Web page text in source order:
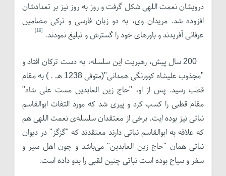
درویشان نعمت اللهی شکل گرفت و روز به روز نیز بر تعدادشان
افزوده شد. مریدان وی، به دو زبان فارسی و ترکی مضامین
عرفانی آفریدند و باورهای خود را گسترش و تبلیغ نمودند. [19]
200 سال پیش، رهبریت این سلسله، به دست ترکان افتاد و
"مجذوب علیشاه کوورنگی همدانی"(متوفی 1238 هـ . ) به مقام
قطب رسید. پس از او، "حاج زین العابدین مست علی شاه"
مقام قطبی را کسب کرد و پیری شد که مورد التفات ابوالقاسم
نباتی نیز بوده ایت. برخی از معتقدان سلسله‌ی نعمت اللهی هم
که علاقه به ابوالقاسم نباتی دارند معتقدند که "گزگز" در دیوان
نباتی همان "حاج زین العابدین" می‌باشد و چون اهل سیر و
سفر و سیاح بوده است نباتی چنین لقبی را بدو داده است.